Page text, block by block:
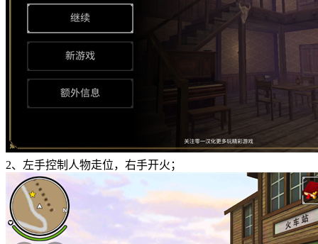
2、左手控制人物走位，右手开火；